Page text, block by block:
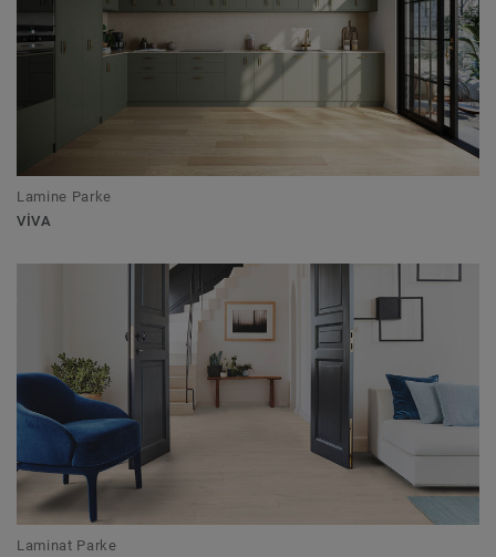
Lamine Parke
VIVA
Laminat Parke